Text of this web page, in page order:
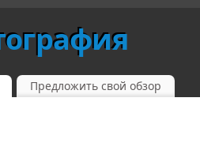
Предложить свой обзор